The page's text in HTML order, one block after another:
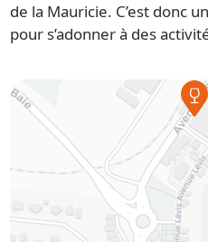
de la Mauricie. C’est donc
pour s’adonner à des